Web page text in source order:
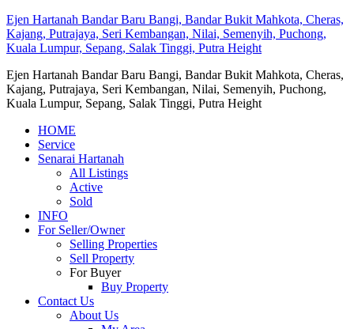
Ejen Hartanah Bandar Baru Bangi, Bandar Bukit Mahkota, Cheras,
Kajang, Putrajaya, Seri Kembangan, Nilai, Semenyih, Puchong,
Kuala Lumpur, Sepang, Salak Tinggi, Putra Height
Ejen Hartanah Bandar Baru Bangi, Bandar Bukit Mahkota, Cheras,
Kajang, Putrajaya, Seri Kembangan, Nilai, Semenyih, Puchong,
Kuala Lumpur, Sepang, Salak Tinggi, Putra Height
HOME
Service
Senarai Hartanah
All Listings
Active
Sold
INFO
For Seller/Owner
Selling Properties
Sell Property
For Buyer
Buy Property
Contact Us
About Us